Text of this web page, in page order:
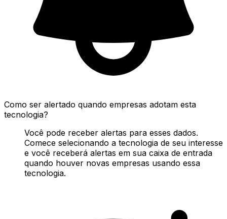
Como ser alertado quando empresas adotam esta
tecnologia?
Você pode receber alertas para esses dados.
Comece selecionando a tecnologia de seu interesse
e você receberá alertas em sua caixa de entrada
quando houver novas empresas usando essa
tecnologia.